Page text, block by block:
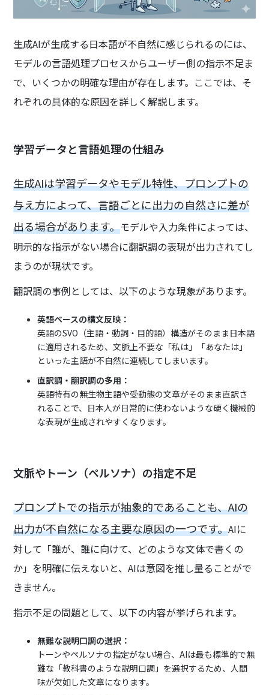
生成AIが生成する日本語が不自然に感じられるのには、
モデルの言語処理プロセスからユーザー側の指示不足ま
で、いくつかの明確な理由が存在します。ここでは、そ
れぞれの具体的な原因を詳しく解説します。
学習データと言語処理の仕組み
生成AIは学習データやモデル特性、プロンプトの
与え方によって、言語ごとに出力の自然さに差が
出る場合があります。モデルや入力条件によっては、
明示的な指示がない場合に翻訳調の表現が出力されてし
まうのが現状です。
翻訳調の事例としては、以下のような現象があります。
英語ベースの構文反映：
英語のSVO（主語・動詞・目的語）構造がそのまま日本語
に適用されるため、文脈上不要な「私は」「あなたは」
といった主語が不自然に連続してしまいます。
直訳調・翻訳調の多用：
英語特有の無生物主語や受動態の文章がそのまま直訳さ
れることで、日本人が日常的に使わないような硬く機械的
な表現が生成されやすくなります。
文脈やトーン（ペルソナ）の指定不足
プロンプトでの指示が抽象的であることも、AIの
出力が不自然になる主要な原因の一つです。AIに
対して「誰が、誰に向けて、どのような文体で書くの
か」を明確に伝えないと、AIは意図を推し量ることがで
きません。
指示不足の問題として、以下の内容が挙げられます。
無難な説明口調の選択：
トーンやペルソナの指定がない場合、AIは最も標準的で無
難な「教科書のような説明口調」を選択するため、人間
味が欠如した文章になります。